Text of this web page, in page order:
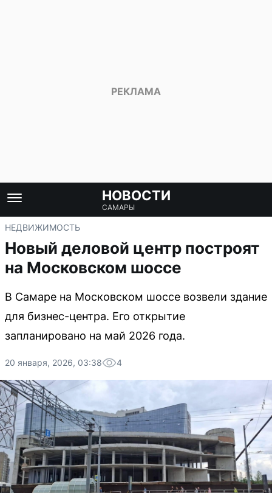
НОВОСТИ
САМАРЫ
НЕДВИЖИМОСТЬ
Новый деловой центр построят
на Московском шоссе
В Самаре на Московском шоссе возвели здание
для бизнес-центра. Его открытие
запланировано на май 2026 года.
20 января, 2026, 03:38 4